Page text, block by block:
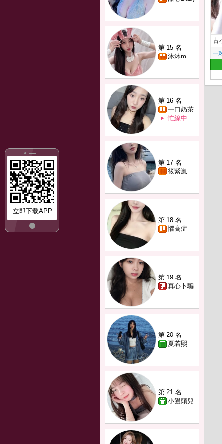
第 15 名
沐沐m
第 16 名
一口奶茶
忙線中
第 17 名
筱緊嵐
第 18 名
懼高症
第 19 名
真心卜騙
第 20 名
夏若熙
第 21 名
小饅頭兒
立即下载APP
古
一